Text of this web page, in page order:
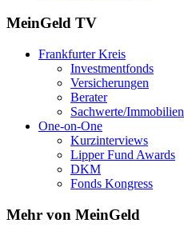
MeinGeld TV
Frankfurter Kreis
Investmentfonds
Versicherungen
Berater
Sachwerte/Immobilien
One-on-One
Kurzinterviews
Lipper Fund Awards
DKM
Fonds Kongress
Mehr von MeinGeld